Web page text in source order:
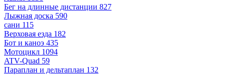
Бег на длинные дистанции 827
Лыжная доска 590
сани 115
Верховая езда 182
Бот и каноэ 435
Мотоцикл 1094
ATV-Quad 59
Параплан и дельтаплан 132